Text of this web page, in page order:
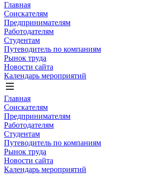
Главная
Соискателям
Предпринимателям
Работодателям
Студентам
Путеводитель по компаниям
Рынок труда
Новости сайта
Календарь мероприятий
Главная
Соискателям
Предпринимателям
Работодателям
Студентам
Путеводитель по компаниям
Рынок труда
Новости сайта
Календарь мероприятий